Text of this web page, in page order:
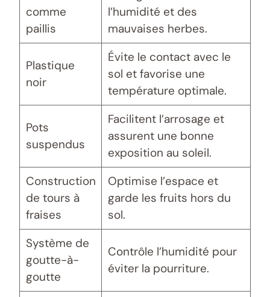
comme
paillis
l’humidité et des
mauvaises herbes.
Plastique
noir
Évite le contact avec le
sol et favorise une
température optimale.
Pots
suspendus
Facilitent l’arrosage et
assurent une bonne
exposition au soleil.
Construction
de tours à
fraises
Optimise l’espace et
garde les fruits hors du
sol.
Système de
goutte-à-
goutte
Contrôle l’humidité pour
éviter la pourriture.